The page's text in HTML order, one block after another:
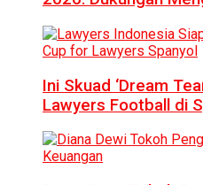
Ini Skuad ‘Dream
Lawyers Football di